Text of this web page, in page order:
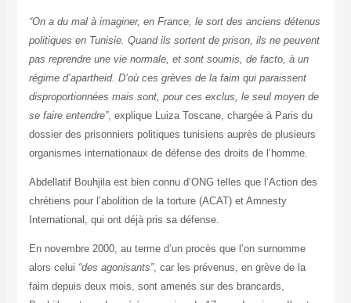
“On a du mal à imaginer, en France, le sort des anciens détenus
politiques en Tunisie. Quand ils sortent de prison, ils ne peuvent
pas reprendre une vie normale, et sont soumis, de facto, à un
régime d’apartheid. D’où ces grèves de la faim qui paraissent
disproportionnées mais sont, pour ces exclus, le seul moyen de
se faire entendre”, explique Luiza Toscane, chargée à Paris du
dossier des prisonniers politiques tunisiens auprès de plusieurs
organismes internationaux de défense des droits de l’homme.
Abdellatif Bouhjila est bien connu d’ONG telles que l’Action des
chrétiens pour l’abolition de la torture (ACAT) et Amnesty
International, qui ont déjà pris sa défense.
En novembre 2000, au terme d’un procès que l’on surnomme
alors celui “des agonisants”, car les prévenus, en grève de la
faim depuis deux mois, sont amenés sur des brancards,